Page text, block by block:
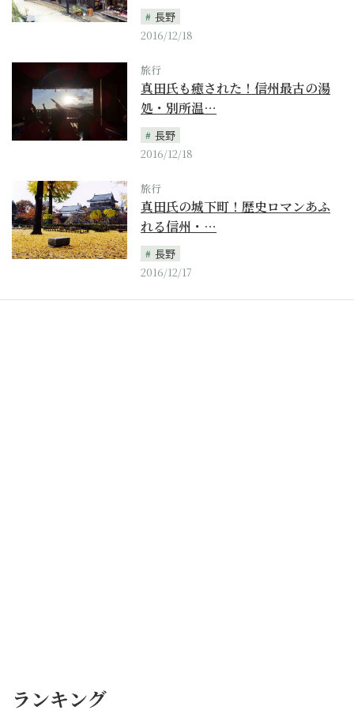
長野
2016/12/18
旅行
真田氏も癒された！信州最古の湯
処・別所温…
長野
2016/12/18
旅行
真田氏の城下町！歴史ロマンあふ
れる信州・…
長野
2016/12/17
ランキング